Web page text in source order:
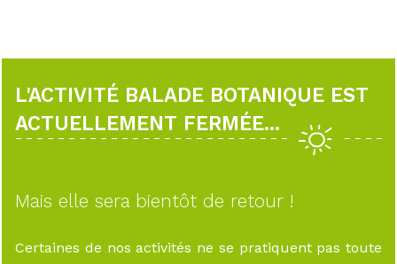
L'ACTIVITÉ BALADE BOTANIQUE EST
ACTUELLEMENT FERMÉE...
Mais elle sera bientôt de retour !
Certaines de nos activités ne se pratiquent pas toute